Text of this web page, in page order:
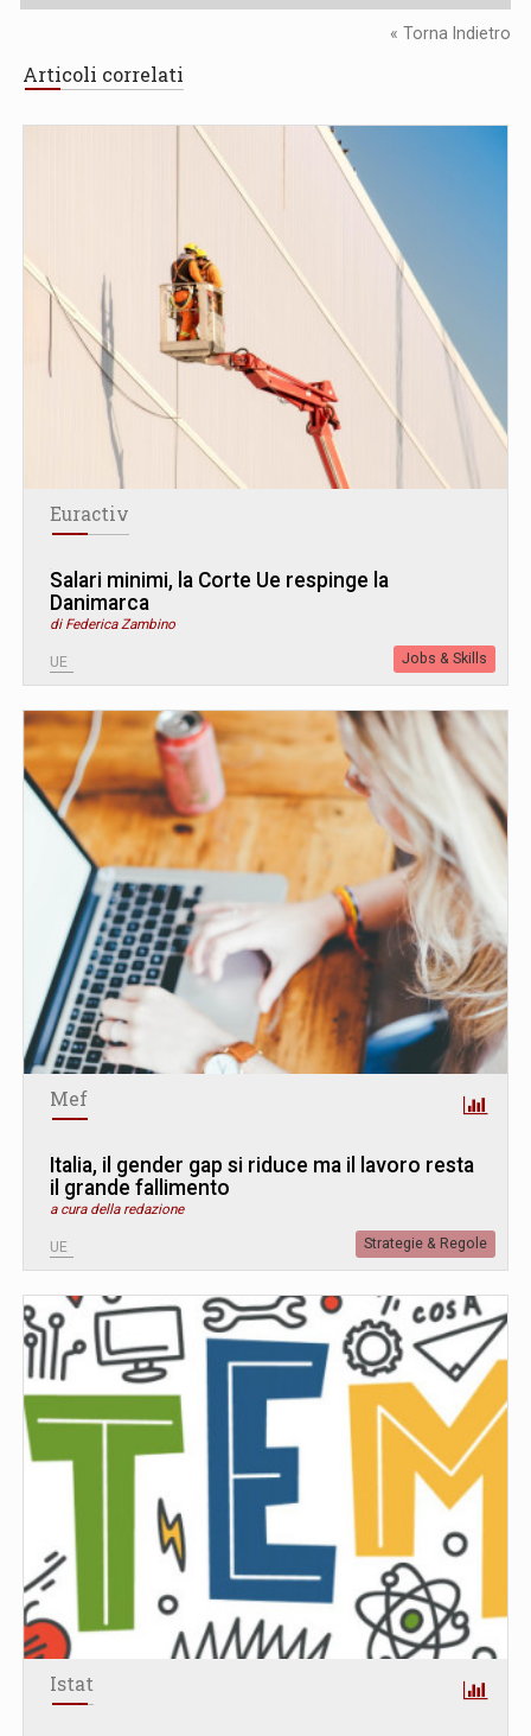
« Torna Indietro
Articoli correlati
Euractiv
Salari minimi, la Corte Ue respinge la
Danimarca
di Federica Zambino
UE Jobs & Skills
Mef
Italia, il gender gap si riduce ma il lavoro resta
il grande fallimento
a cura della redazione
UE Strategie & Regole
Istat